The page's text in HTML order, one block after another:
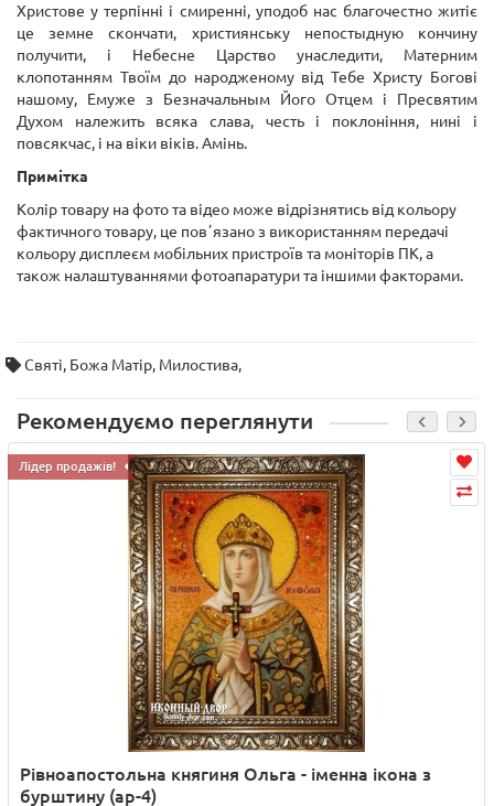
Христове у терпінні і смиренні, уподоб нас благочестно житіє
це земне скончати, християнську непостыдную кончину
получити, і Небесне Царство унаследити, Матерним
клопотанням Твоїм до народженому від Тебе Христу Богові
нашому, Емуже з Безначальным Його Отцем і Пресвятим
Духом належить всяка слава, честь і поклоніння, нині і
повсякчас, і на віки віків. Амінь.
Примітка
Колір товару на фото та відео може відрізнятись від кольору
фактичного товару, це повʼязано з використанням передачі
кольору дисплеєм мобільних пристроїв та моніторів ПК, а
також налаштуваннями фотоапаратури та іншими факторами.
Святі, Божа Матір, Милостива,
Рекомендуємо переглянути
Лідер продажів!
Рівноапостольна княгиня Ольга - іменна ікона з
бурштину (ар-4)